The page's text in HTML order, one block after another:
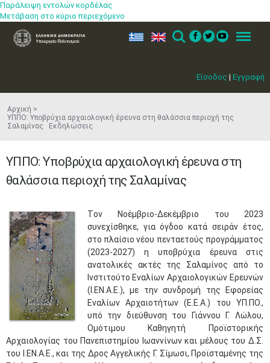
Παράλειψη εντολών κορδέλας
Μετάβαση στο κύριο περιεχόμενο
Είσοδος | Εγγραφή
ελ en Search Menu
Αρχική
ΥΠΠΟ: Υποβρύχια αρχαιολογική έρευνα στη θαλάσσια περιοχή της
Σαλαμίνας Εκδηλώσεις
ΥΠΠΟ: Υποβρύχια αρχαιολογική έρευνα στη
θαλάσσια περιοχή της Σαλαμίνας
​Tον Νοέμβριο-Δεκέμβριο του 2023
συνεχίσθηκε, για όγδοο κατά σειράν έτος,
στο πλαίσιο νέου πενταετούς προγράμματος
(2023-2027) η υποβρύχια έρευνα στις
ανατολικές ακτές της Σαλαμίνος από το
Ινστιτούτο Εναλίων Αρχαιολογικών Ερευνών
(Ι.ΕΝ.Α.Ε.), με την συνδρομή της Εφορείας
Εναλίων Αρχαιοτήτων (Ε.Ε.Α.) του ΥΠ.ΠΟ.,
υπό την διεύθυνση του Γιάννου Γ. Λώλου,
Ομότιμου Καθηγητή Προϊστορικής
Αρχαιολογίας του Πανεπιστημίου Ιωαννίνων και μέλους του Δ.Σ.
του Ι.ΕΝ.Α.Ε., και της Δρος Αγγελικής Γ. Σίμωσι, Προϊσταμένης της